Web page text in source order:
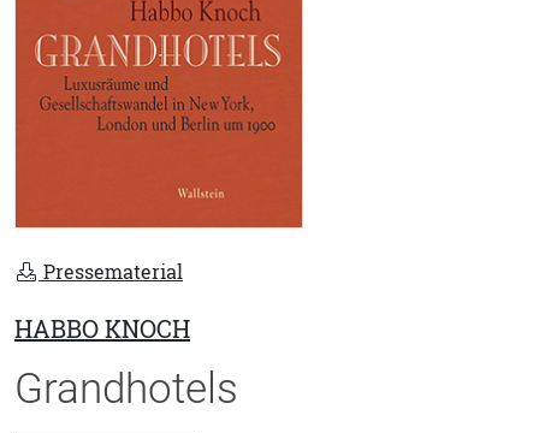
Pressematerial
HABBO KNOCH
Grandhotels